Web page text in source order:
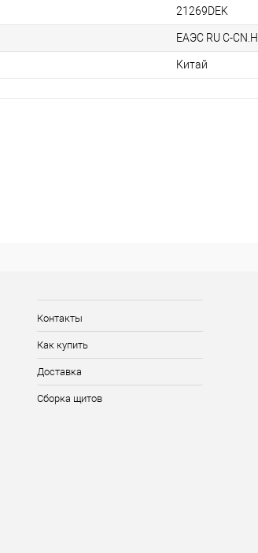
21269DEK
ЕАЭС RU С-
Китай
Контакты
Как купить
Доставка
Сборка щитов